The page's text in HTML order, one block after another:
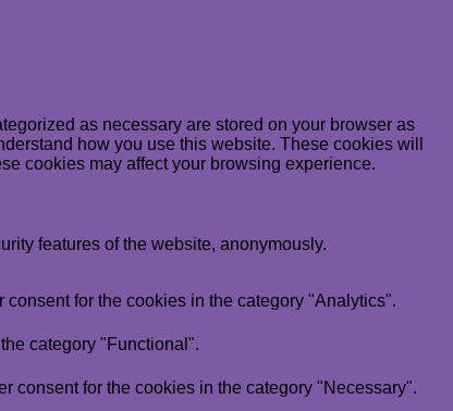
as necessary are stored on your browser as
how you use this website. These cookies will
cookies may affect your browsing experience.
features of the website, anonymously.
for the cookies in the category "Analytics".
category "Functional".
consent for the cookies in the category "Necessary".